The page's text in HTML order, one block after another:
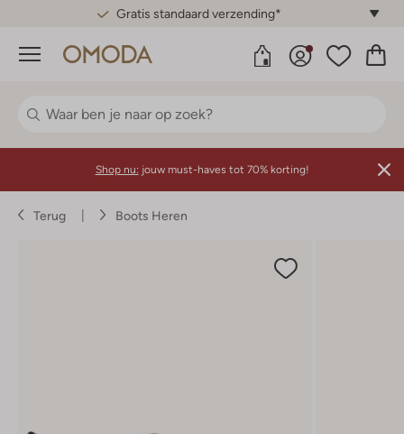
Gratis standaard verzending*
Menu
Shop nu: jouw must-haves tot 70% korting!
Terug Boots Heren